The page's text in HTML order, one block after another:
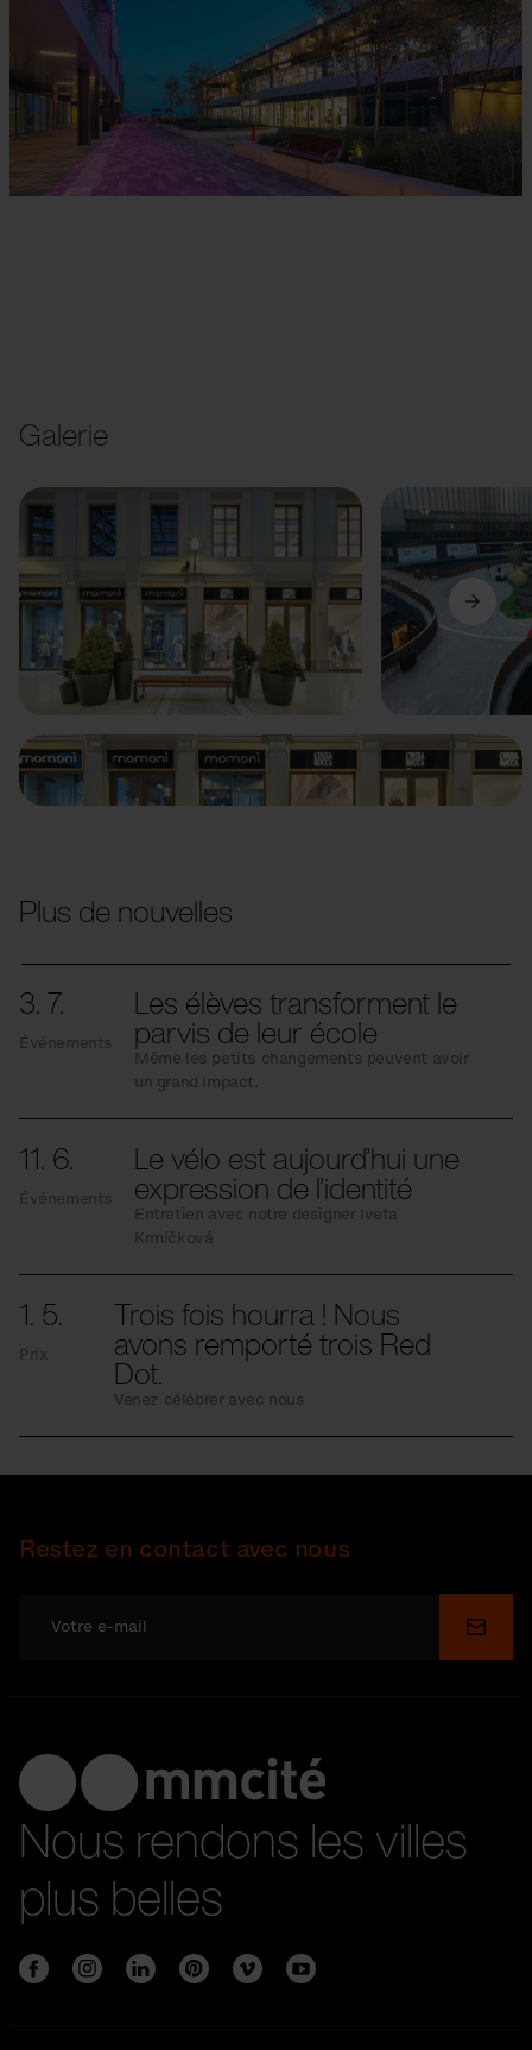
Galerie
Précédent Suivant
Plus de nouvelles
3. 7.
Événements
Les élèves transforment le
parvis de leur école
Même les petits changements peuvent avoir
un grand impact.
11. 6.
Événements
Le vélo est aujourd’hui une
expression de l’identité
Entretien avec notre designer Iveta
Krmíčková
1. 5.
Prix
Trois fois hourra ! Nous
avons remporté trois Red
Dot.
Venez célébrer avec nous
Restez en contact avec nous
Nous rendons les villes
plus belles